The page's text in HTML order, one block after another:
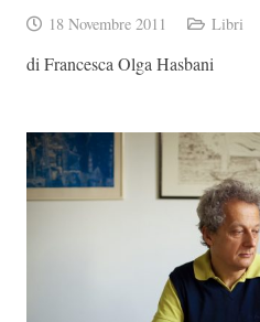
18 Novembre 2011 Libri
di Francesca Olga Hasbani